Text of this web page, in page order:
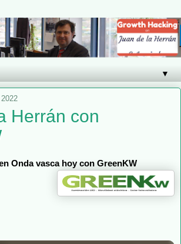
▼
Herrán con
Onda vasca hoy con GreenKW